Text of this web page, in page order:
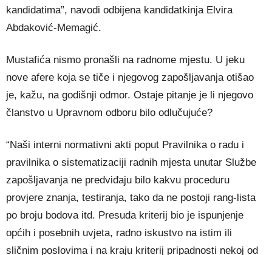
kandidatima”, navodi odbijena kandidatkinja Elvira
Abdaković-Memagić.
Mustafića nismo pronašli na radnome mjestu. U jeku
nove afere koja se tiče i njegovog zapošljavanja otišao
je, kažu, na godišnji odmor. Ostaje pitanje je li njegovo
članstvo u Upravnom odboru bilo odlučujuće?
“Naši interni normativni akti poput Pravilnika o radu i
pravilnika o sistematizaciji radnih mjesta unutar Službe
zapošljavanja ne predviđaju bilo kakvu proceduru
provjere znanja, testiranja, tako da ne postoji rang-lista
po broju bodova itd. Presuda kriterij bio je ispunjenje
općih i posebnih uvjeta, radno iskustvo na istim ili
sličnim poslovima i na kraju kriterij pripadnosti nekoj od